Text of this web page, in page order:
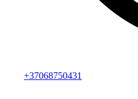
+37068750431